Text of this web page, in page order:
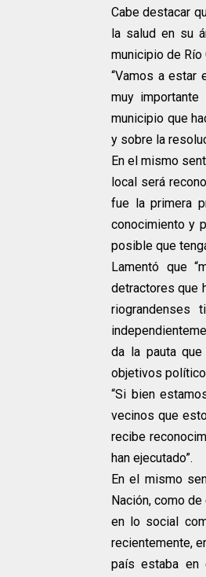
Cabe destacar
la salud en su
municipio de Río
“Vamos a estar
muy
municipio que
y sobre la
En el mismo
local será
fue la primera
conocimiento y
posible que
Lamentó que
detractores que
riograndenses
da la pauta
objetivos
“Si bien
vecinos que
recibe
han ejecutado”.
En el mismo
Nación, como
en lo social
recientemente,
país estaba en